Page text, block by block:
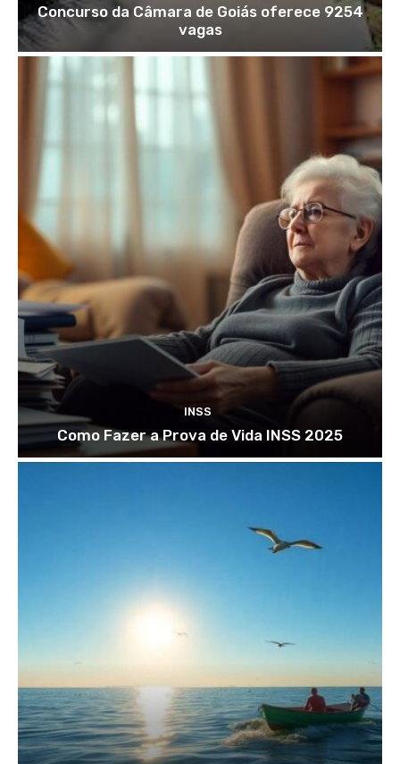
Concurso da Câmara de Goiás oferece 9254
vagas
INSS
Como Fazer a Prova de Vida INSS 2025